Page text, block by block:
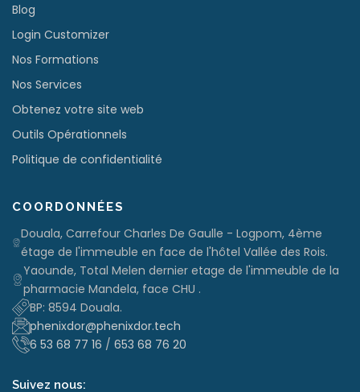
Blog
Login Customizer
Nos Formations
Nos Services
Obtenez votre site web
Outils Opérationnels
Politique de confidentialité
COORDONNÉES
Douala, Carrefour Charles De Gaulle - Logpom, 4ème
étage de l'immeuble en face de l'hôtel Vallée des Rois.
Yaounde, Total Melen dernier etage de l'immeuble de la
pharmacie Mandela, face CHU .
BP: 8594 Douala.
phenixdor@phenixdor.tech
6 53 68 77 16 / 653 68 76 20
Suivez nous: